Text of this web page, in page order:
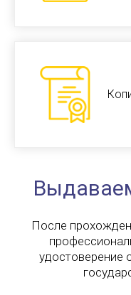
После
удостоверение